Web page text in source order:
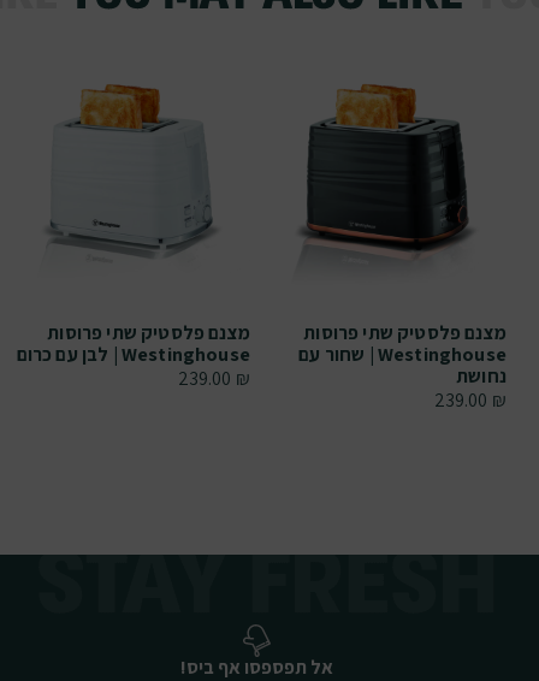
מצנם פלסטיק שתי פרוסות
Westinghouse | שחור עם
נחושת
239.00 ₪
מצנם פלסטיק שתי פרוסות
Westinghouse | לבן עם כרום
239.00 ₪
אל תפספסו אף ביס!